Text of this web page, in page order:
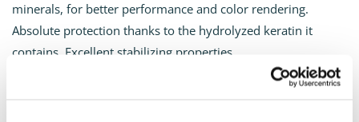
minerals, for better performance and color rendering.
Absolute protection thanks to the hydrolyzed keratin it
contains. Excellent stabilizing properties.